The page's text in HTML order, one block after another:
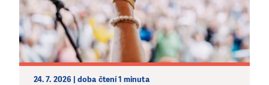
24. 7. 2026 | doba čtení 1 minuta